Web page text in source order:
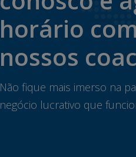
horário
nossos
Não fique mais imerso na
negócio lucrativo que